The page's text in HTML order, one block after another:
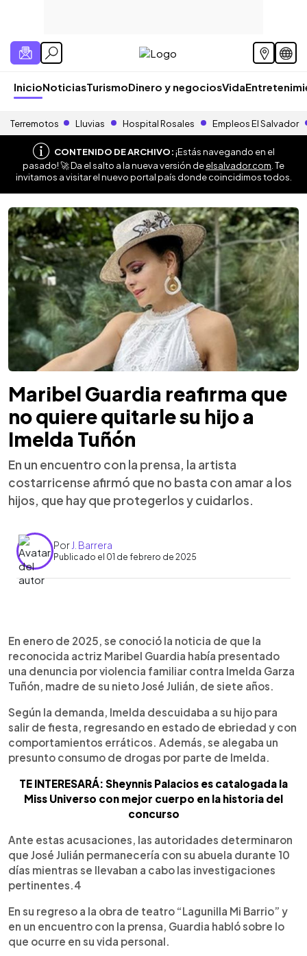
InicioNoticiasTurismoDinero y negociosVida
Terremotos Lluvias Hospital Rosales Empleos El Salvador
CONTENIDO DE ARCHIVO:¡Estás navegando en el
pasado! 🚀 Da el salto a la nueva versión deelsalvador.com . Te
invitamos a visitar el nuevo portal país donde coincidimos todos.
Maribel Guardia reafirma que
no quiere quitarle su hijo a
Imelda Tuñón
En un encuentro con la prensa, la artista
costarricense afirmó que no basta con amar a los
hijos, que hay que protegerlos y cuidarlos.
Por J. Barrera
Publicado el 01 de febrero de 2025
Escuchar artículo
En enero de 2025, se conoció la noticia de que la
reconocida actriz Maribel Guardia había presentado
una denuncia por violencia familiar contra Imelda Garza
Tuñón, madre de su nieto José Julián, de siete años.
Según la demanda, Imelda descuidaba a su hijo para
salir de fiesta, regresando en estado de ebriedad y con
comportamientos erráticos. Además, se alegaba un
presunto consumo de drogas por parte de Imelda.
TE INTERESARÁ: Sheynnis Palacios es catalogada la
Miss Universo con mejor cuerpo en la historia del
concurso
Ante estas acusaciones, las autoridades determinaron
que José Julián permanecería con su abuela durante 10
días mientras se llevaban a cabo las investigaciones
pertinentes.4
En su regreso a la obra de teatro “Lagunilla Mi Barrio” y
en un encuentro con la prensa, Guardia habló sobre lo
que ocurre en su vida personal.